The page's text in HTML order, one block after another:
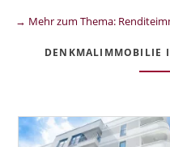
→ Mehr zum Thema:
DENKMALIMMOBILIE